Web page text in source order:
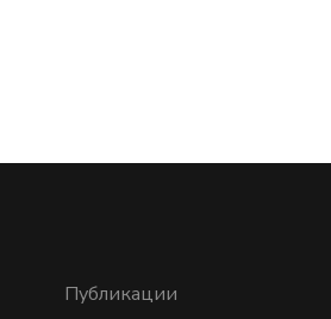
Публикации